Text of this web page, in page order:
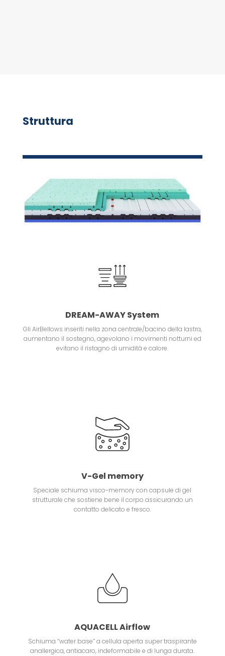
Struttura
DREAM-AWAY System
Gli AirBellows inseriti nella zona centrale/bacino della lastra,
aumentano il sostegno, agevolano i movimenti notturni ed
evitano il ristagno di umidità e calore.
V-Gel memory
Speciale schiuma visco-memory con capsule di gel
strutturale che sostiene bene il corpo assicurando un
contatto delicato e fresco.
AQUACELL Airflow
Schiuma “water base” a cellula aperta super traspirante
anallergica, antiacaro, indeformabile e di lunga durata.